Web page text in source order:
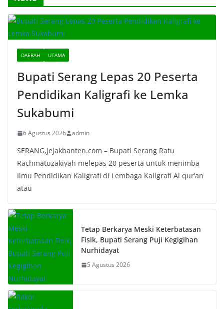
DAERAH UTAMA
Bupati Serang Lepas 20 Peserta
Pendidikan Kaligrafi ke Lemka
Sukabumi
6 Agustus 2026 admin
SERANG,jejakbanten.com – Bupati Serang Ratu
Rachmatuzakiyah melepas 20 peserta untuk menimba
Ilmu Pendidikan Kaligrafi di Lembaga Kaligrafi Al qur’an
atau
Tetap Berkarya Meski Keterbatasan
Fisik, Bupati Serang Puji Kegigihan
Nurhidayat
5 Agustus 2026